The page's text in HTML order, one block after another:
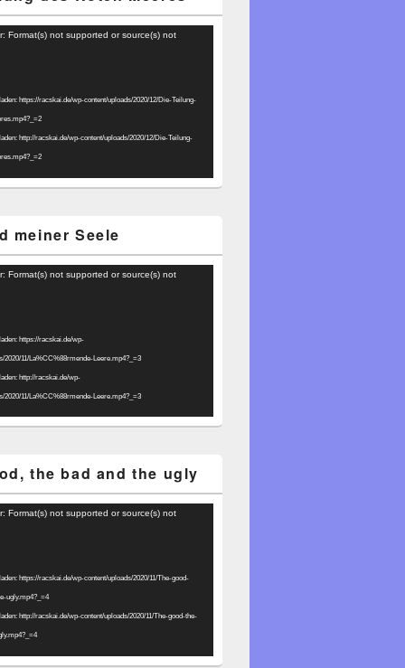
Format(s) not supported or source(s) not
https://racskai.de/wp-content/uploads/2020/12/Die-Teilung-
http://racskai.de/wp-content/uploads/2020/12/Die-Teilung-
meiner Seele
Format(s) not supported or source(s) not
https://racskai.de/wp-
2020/11/La%CC%88rmende-Leere.mp4?_=3
http://racskai.de/wp-
2020/11/La%CC%88rmende-Leere.mp4?_=3
the bad and the ugly
Format(s) not supported or source(s) not
https://racskai.de/wp-content/uploads/2020/11/The-good-
ugly.mp4?_=4
http://racskai.de/wp-content/uploads/2020/11/The-good-the-